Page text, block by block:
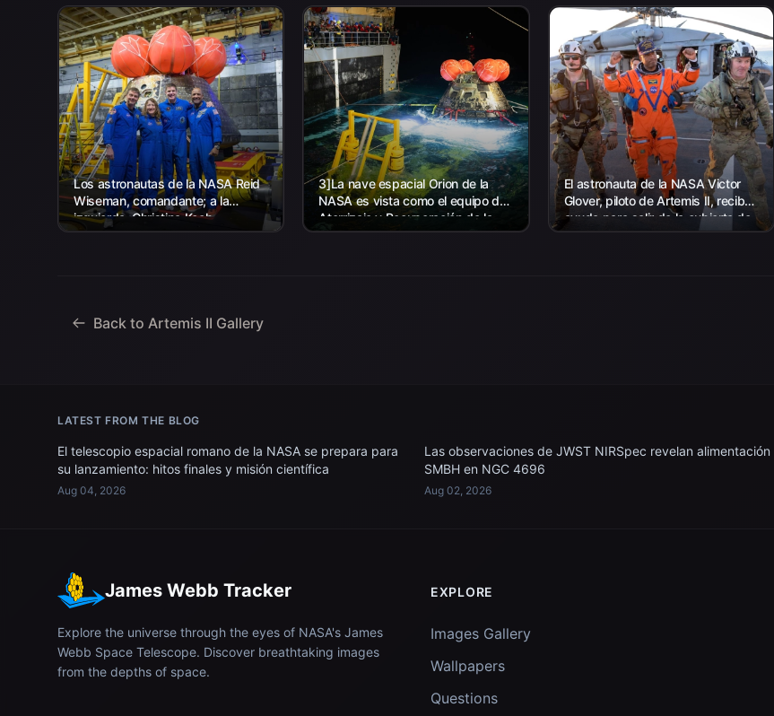
Los astronautas de la NASA Reid
Wiseman, comandante; a la
izquierda, Christina Koch,
especialista en misión; el
3]La nave espacial Orion de la
NASA es vista como el equipo de
Aterrizaje y Recuperación de la
agencia, junto con el personal de
El astronauta de la NASA Victor
Glover, piloto de Artemis II, recibe
ayuda para salir de la cubierta de
vuelo después de llegar a bordo
Back to Artemis II Gallery
LATEST FROM THE BLOG
El telescopio espacial romano de la NASA se prepara para
su lanzamiento: hitos finales y misión científica
Aug 04, 2026
Las observaciones de JWST NIRSpec revelan alimentación
SMBH en NGC 4696
Aug 02, 2026
James Webb Tracker
Explore the universe through the eyes of NASA's James
Webb Space Telescope. Discover breathtaking images
from the depths of space.
EXPLORE
Images Gallery
Wallpapers
Questions